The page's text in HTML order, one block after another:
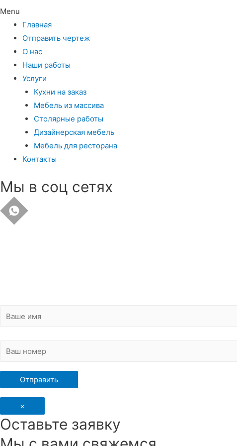
Menu
Главная
Отправить чертеж
О нас
Наши работы
Услуги
Кухни на заказ
Мебель из массива
Столярные работы
Дизайнерская мебель
Мебель для ресторана
Контакты
Мы в соц сетях
×
Оставьте заявку